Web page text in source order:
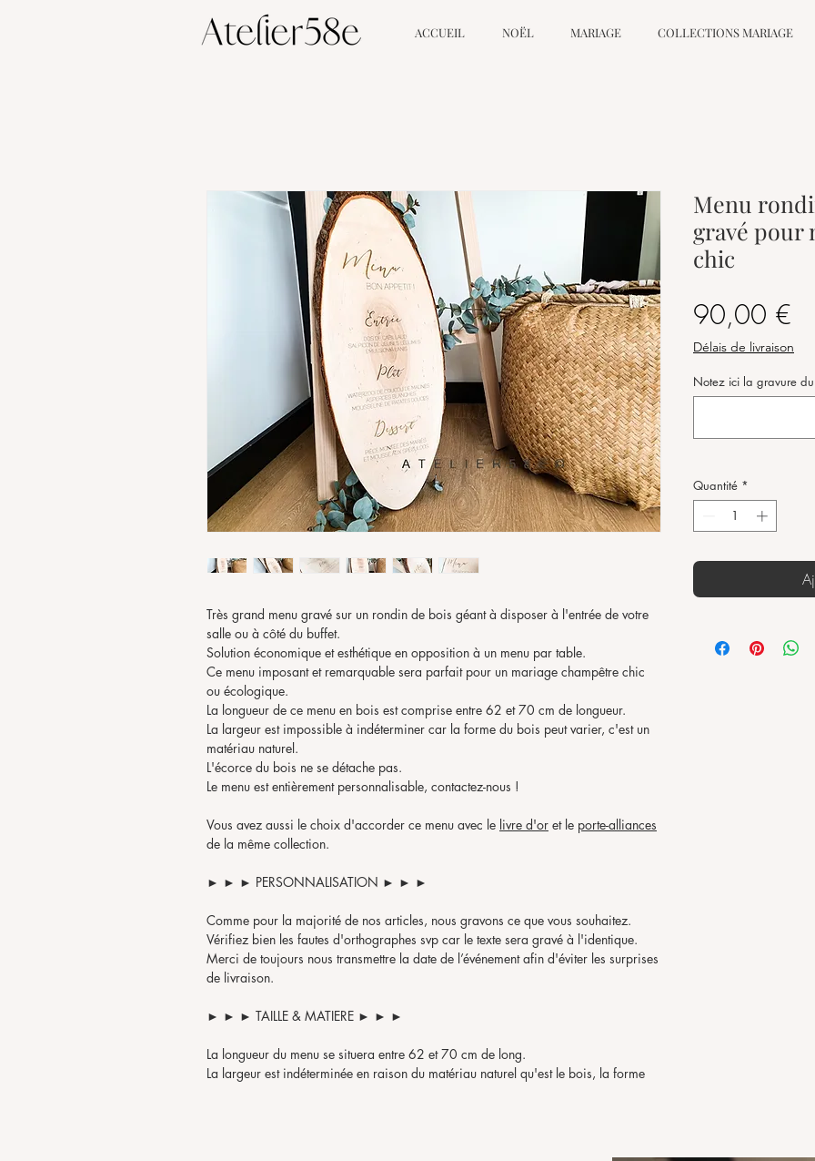
ACCUEIL NOËL MARIAGE COLLECTIONS MARIAGE
Très grand menu gravé sur un rondin de bois géant à disposer à l'entrée de votre
salle ou à côté du buffet.
Solution économique et esthétique en opposition à un menu par table.
Ce menu imposant et remarquable sera parfait pour un mariage champêtre chic
ou écologique.
La longueur de ce menu en bois est comprise entre 62 et 70 cm de longueur.
La largeur est impossible à indéterminer car la forme du bois peut varier, c'est un
matériau naturel.
L'écorce du bois ne se détache pas.
Le menu est entièrement personnalisable, contactez-nous !
Vous avez aussi le choix d'accorder ce menu avec le livre d'or et le porte-alliances
de la même collection.
► ► ► PERSONNALISATION ► ► ►
Comme pour la majorité de nos articles, nous gravons ce que vous souhaitez.
Vérifiez bien les fautes d'orthographes svp car le texte sera gravé à l'identique.
Merci de toujours nous transmettre la date de l’événement afin d'éviter les surprises
de livraison.
► ► ► TAILLE & MATIERE ► ► ►
La longueur du menu se situera entre 62 et 70 cm de long.
La largeur est indéterminée en raison du matériau naturel qu'est le bois, la forme
Menu
gravé pour
chic
90,00 €
Délais de livraison
Notez ici la gravure
Quantité *